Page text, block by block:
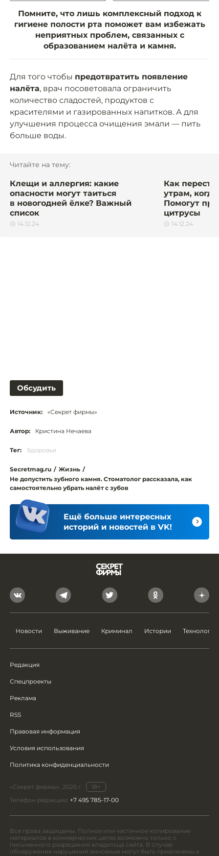
Помните, что лишь комплексный подход к
гигиене полости рта поможет вам избежать
неприятных проблем, связанных с
образованием налёта и камня.
Для того чтобы предотвратить появление
налёта, врач посоветовала ограничить
количество сладостей, продуктов с
красителями и газированных напитков. А для
улучшения процесса очищения эмали — пить
больше воды.
Читайте на тему:
Клещи и аллергия: какие
опасности могут таиться
в новогодней ёлке? Важный
список
14.12.24
Как
утрам,
Помогут
цитрусы
14.12.24
Обсудить
Источник: «Секрет фирмы»
Автор: Кристина Нечаева
Тег: Здоровье
Secretmag.ru / Жизнь /
Не допустить зубного камня. Стоматолог рассказала, как
самостоятельно убрать налёт с зубов
Ещё больше интересных
историй и новостей в VK!
Новости Выживание Криминал Истории Технологии
Редакция
Спецпроекты
Реклама
RSS
Правовая информация
Условия использования
Политика конфиденциальности
«Секрет фирмы», 2026 г.
18+
Телефон редакции: +7 495 785-17-00
Все права защищены. Полное или частичное копирование
материалов в коммерческих целях возможно только с
письменного разрешения владельца сайта. В случае
обнаружения нарушений виновные могут быть привлечены к